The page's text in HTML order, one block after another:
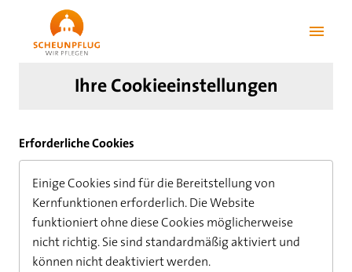
springenStartseite
Ihre Cookieeinstellungen
Erforderliche Cookies
Einige Cookies sind für die Bereitstellung von
Kernfunktionen erforderlich. Die Website
funktioniert ohne diese Cookies möglicherweise
nicht richtig. Sie sind standardmäßig aktiviert und
können nicht deaktiviert werden.